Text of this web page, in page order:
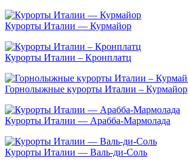
Курорты Италии — Курмайор
Курорты Италии – Кронплатц
Горнолыжные курорты Италии – Курмайор
Курорты Италии — Арабба-Мармолада
Курорты Италии — Валь-ди-Соль